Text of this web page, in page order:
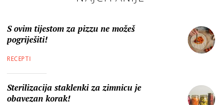
S ovim tijestom za pizzu ne možeš
pogriješiti!
RECEPTI
Sterilizacija staklenki za zimnicu je
obavezan korak!